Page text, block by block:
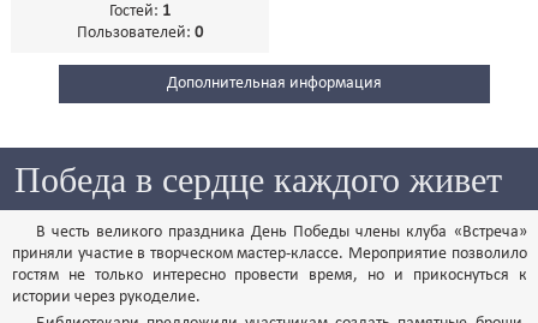
Гостей: 1
Пользователей: 0
Дополнительная информация
Победа в сердце каждого живет
В честь великого праздника День Победы члены клуба «Встреча»
приняли участие в творческом мастер-классе. Мероприятие позволило
гостям не только интересно провести время, но и прикоснуться к
истории через рукоделие.